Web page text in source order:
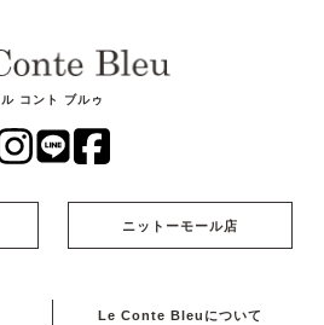
ル コント ブルゥ
ニットーモール店
Le Conte Bleuについて